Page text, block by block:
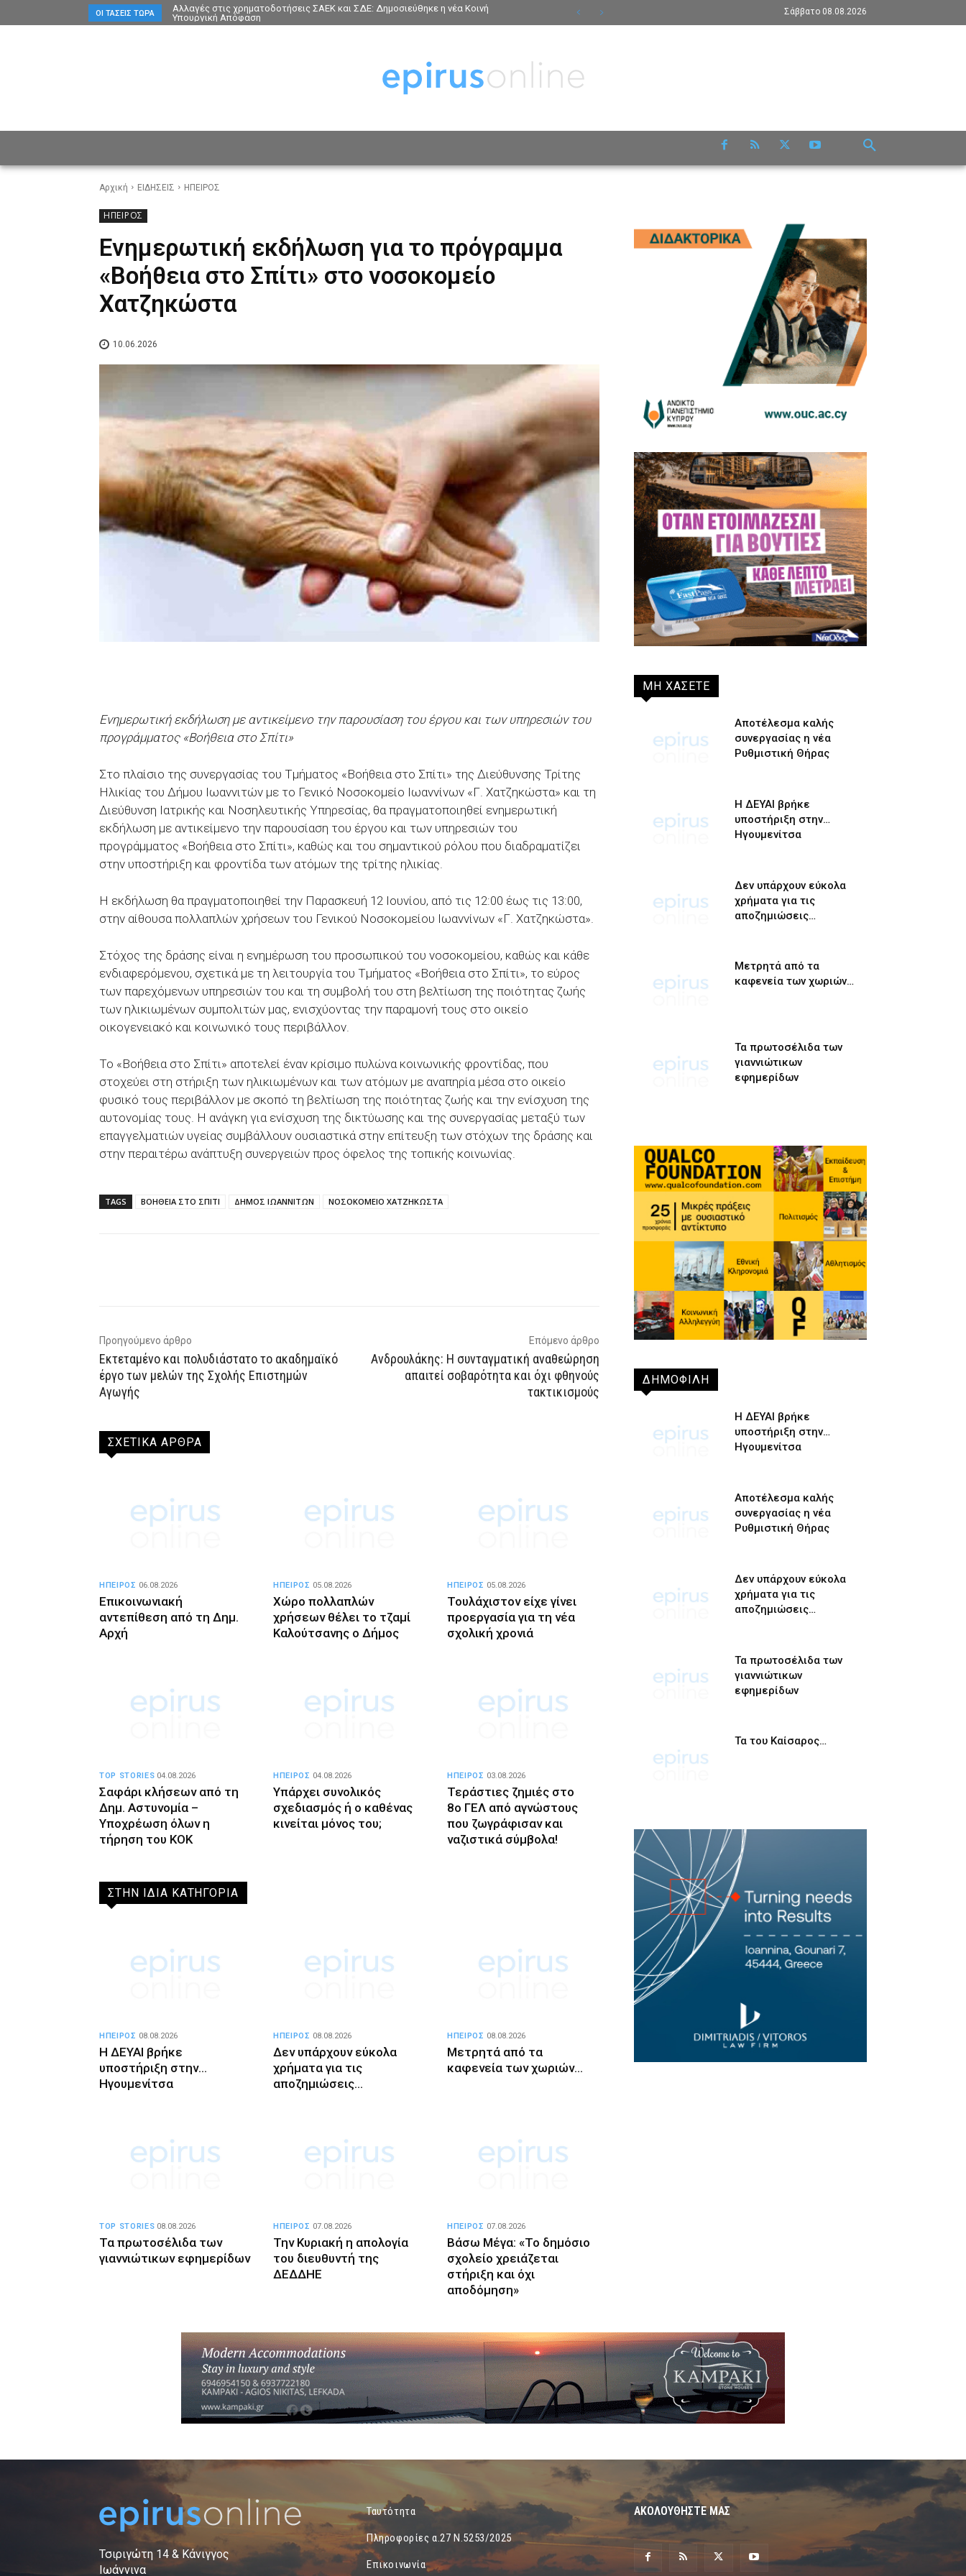
ΟΙ ΤΆΣΕΙΣ ΤΏΡΑ
Αλλαγές στις χρηματοδοτήσεις ΣΑΕΚ και ΣΔΕ: Δημοσιεύθηκε η νέα Κοινή
Υπουργική Απόφαση
Σάββατο 08.08.2026
Αρχική ΕΙΔΗΣΕΙΣ ΗΠΕΙΡΟΣ
ΗΠΕΙΡΟΣ
Ενημερωτική εκδήλωση για το πρόγραμμα
«Βοήθεια στο Σπίτι» στο νοσοκομείο
Χατζηκώστα
10.06.2026
Ενημερωτική εκδήλωση με αντικείμενο την παρουσίαση του έργου και των υπηρεσιών του
προγράμματος «Βοήθεια στο Σπίτι»
Στο πλαίσιο της συνεργασίας του Τμήματος «Βοήθεια στο Σπίτι» της Διεύθυνσης Τρίτης
Ηλικίας του Δήμου Ιωαννιτών με το Γενικό Νοσοκομείο Ιωαννίνων «Γ. Χατζηκώστα» και τη
Διεύθυνση Ιατρικής και Νοσηλευτικής Υπηρεσίας, θα πραγματοποιηθεί ενημερωτική
εκδήλωση με αντικείμενο την παρουσίαση του έργου και των υπηρεσιών του
προγράμματος «Βοήθεια στο Σπίτι», καθώς και του σημαντικού ρόλου που διαδραματίζει
στην υποστήριξη και φροντίδα των ατόμων της τρίτης ηλικίας.
Η εκδήλωση θα πραγματοποιηθεί την Παρασκευή 12 Ιουνίου, από τις 12:00 έως τις 13:00,
στην αίθουσα πολλαπλών χρήσεων του Γενικού Νοσοκομείου Ιωαννίνων «Γ. Χατζηκώστα».
Στόχος της δράσης είναι η ενημέρωση του προσωπικού του νοσοκομείου, καθώς και κάθε
ενδιαφερόμενου, σχετικά με τη λειτουργία του Τμήματος «Βοήθεια στο Σπίτι», το εύρος
των παρεχόμενων υπηρεσιών του και τη συμβολή του στη βελτίωση της ποιότητας ζωής
των ηλικιωμένων συμπολιτών μας, ενισχύοντας την παραμονή τους στο οικείο
οικογενειακό και κοινωνικό τους περιβάλλον.
Το «Βοήθεια στο Σπίτι» αποτελεί έναν κρίσιμο πυλώνα κοινωνικής φροντίδας, που
στοχεύει στη στήριξη των ηλικιωμένων και των ατόμων με αναπηρία μέσα στο οικείο
φυσικό τους περιβάλλον με σκοπό τη βελτίωση της ποιότητας ζωής και την ενίσχυση της
αυτονομίας τους. Η ανάγκη για ενίσχυση της δικτύωσης και της συνεργασίας μεταξύ των
επαγγελματιών υγείας συμβάλλουν ουσιαστικά στην επίτευξη των στόχων της δράσης και
στην περαιτέρω ανάπτυξη συνεργειών προς όφελος της τοπικής κοινωνίας.
TAGS ΒΟΗΘΕΙΑ ΣΤΟ ΣΠΙΤΙ ΔΗΜΟΣ ΙΩΑΝΝΙΤΩΝ ΝΟΣΟΚΟΜΕΙΟ ΧΑΤΖΗΚΩΣΤΑ
Προηγούμενο άρθρο
Εκτεταμένο και πολυδιάστατο το ακαδημαϊκό
έργο των μελών της Σχολής Επιστημών
Αγωγής
Επόμενο άρθρο
Ανδρουλάκης: Η συνταγματική αναθεώρηση
απαιτεί σοβαρότητα και όχι φθηνούς
τακτικισμούς
ΣΧΕΤΙΚΑ ΑΡΘΡΑ
Επικοινωνιακή
αντεπίθεση από τη Δημ.
Αρχή
ΗΠΕΙΡΟΣ 06.08.2026
Χώρο πολλαπλών
χρήσεων θέλει το τζαμί
Καλούτσανης ο Δήμος
ΗΠΕΙΡΟΣ 05.08.2026
Τουλάχιστον είχε γίνει
προεργασία για τη νέα
σχολική χρονιά
ΗΠΕΙΡΟΣ 05.08.2026
Σαφάρι κλήσεων από τη
Δημ. Αστυνομία –
Υποχρέωση όλων η
τήρηση του ΚΟΚ
TOP STORIES 04.08.2026
Υπάρχει συνολικός
σχεδιασμός ή ο καθένας
κινείται μόνος του;
ΗΠΕΙΡΟΣ 04.08.2026
Τεράστιες ζημιές στο
8ο ΓΕΛ από αγνώστους
που ζωγράφισαν και
ναζιστικά σύμβολα!
ΗΠΕΙΡΟΣ 03.08.2026
ΣΤΗΝ ΙΔΙΑ ΚΑΤΗΓΟΡΙΑ
Η ΔΕΥΑΙ βρήκε
υποστήριξη στην…
Ηγουμενίτσα
ΗΠΕΙΡΟΣ 08.08.2026
Δεν υπάρχουν εύκολα
χρήματα για τις
αποζημιώσεις…
ΗΠΕΙΡΟΣ 08.08.2026
Μετρητά από τα
καφενεία των χωριών…
ΗΠΕΙΡΟΣ 08.08.2026
Τα πρωτοσέλιδα των
γιαννιώτικων εφημερίδων
TOP STORIES 08.08.2026
Την Κυριακή η απολογία
του διευθυντή της
ΔΕΔΔΗΕ
ΗΠΕΙΡΟΣ 07.08.2026
Βάσω Μέγα: «Το δημόσιο
σχολείο χρειάζεται
στήριξη και όχι
αποδόμηση»
ΗΠΕΙΡΟΣ 07.08.2026
ΜΗ ΧΑΣΕΤΕ
Αποτέλεσμα καλής
συνεργασίας η νέα
Ρυθμιστική Θήρας
Η ΔΕΥΑΙ βρήκε
υποστήριξη στην…
Ηγουμενίτσα
Δεν υπάρχουν εύκολα
χρήματα για τις
αποζημιώσεις…
Μετρητά από τα
καφενεία των χωριών…
Τα πρωτοσέλιδα των
γιαννιώτικων
εφημερίδων
ΔΗΜΟΦΙΛΗ
Η ΔΕΥΑΙ βρήκε
υποστήριξη στην…
Ηγουμενίτσα
Αποτέλεσμα καλής
συνεργασίας η νέα
Ρυθμιστική Θήρας
Δεν υπάρχουν εύκολα
χρήματα για τις
αποζημιώσεις…
Τα πρωτοσέλιδα των
γιαννιώτικων
εφημερίδων
Τα του Καίσαρος…
Τσιριγώτη 14 & Κάνιγγος
Ιωάννινα
Ταυτότητα
Πληροφορίες α.27 Ν.5253/2025
Επικοινωνία
ΑΚΟΛΟΥΘΗΣΤΕ ΜΑΣ